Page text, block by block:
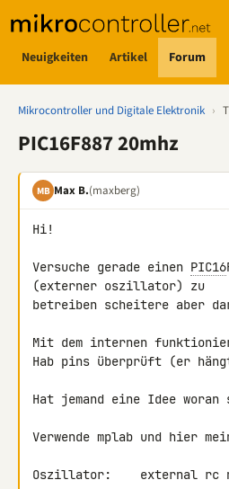
Neuigkeiten Artikel Forum
Mikrocontroller und Digitale Elektronik ›
PIC16F887 20mhz
MB Max B.(maxberg)
Hi!
Versuche gerade einen PIC16
(externer oszillator) zu
betreiben scheitere aber
Mit dem internen
Hab pins überprüft (er
Hat jemand eine Idee woran
Verwende mplab und hier
Oszillator:    external rc